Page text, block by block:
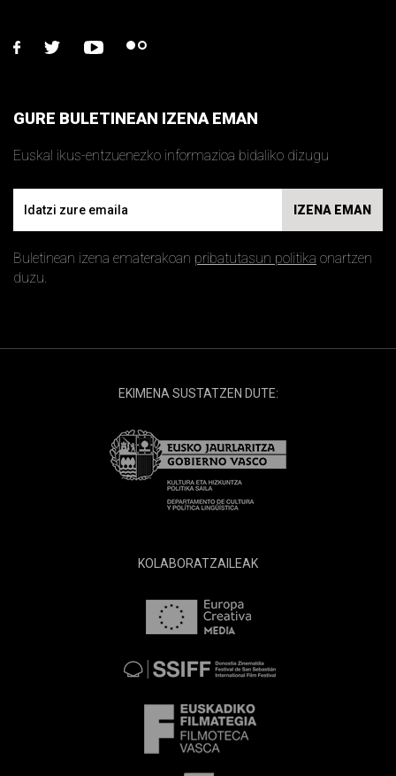
facebook
twitter youtubeflickr
GURE BULETINEAN IZENA EMAN
Euskal ikus-entzuenezko informazioa bidaliko dizugu
IZENA EMAN
Buletinean izena ematerakoan pribatutasun politika onartzen
duzu.
EKIMENA SUSTATZEN DUTE:
KOLABORATZAILEAK